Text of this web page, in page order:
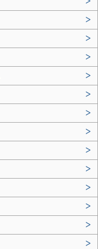
>
>
>
>
>
>
>
>
>
>
>
>
>